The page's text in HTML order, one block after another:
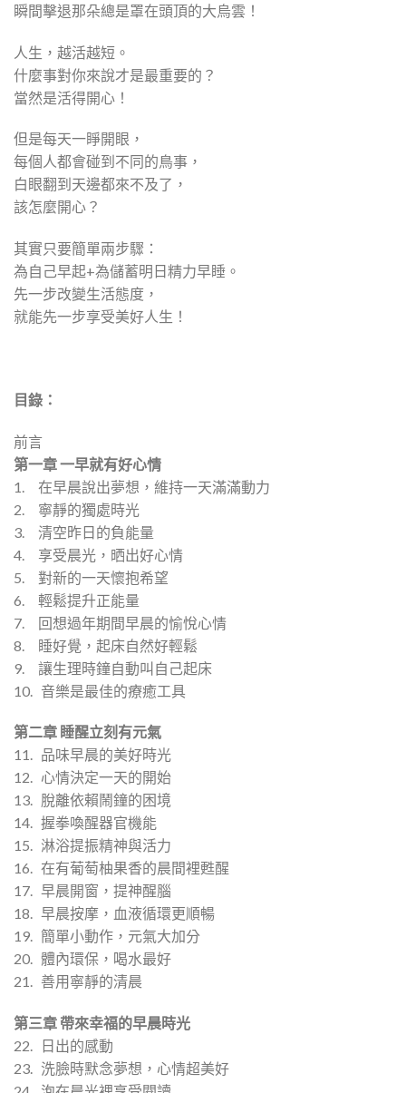
瞬間擊退那朵總是罩在頭頂的大烏雲！
人生，越活越短。
什麼事對你來說才是最重要的？
當然是活得開心！
但是每天一睜開眼，
每個人都會碰到不同的鳥事，
白眼翻到天邊都來不及了，
該怎麼開心？
其實只要簡單兩步驟：
為自己早起+為儲蓄明日精力早睡。
先一步改變生活態度，
就能先一步享受美好人生！
目錄：
前言
第一章 一早就有好心情
1. 在早晨說出夢想，維持一天滿滿動力
2. 寧靜的獨處時光
3. 清空昨日的負能量
4. 享受晨光，晒出好心情
5. 對新的一天懷抱希望
6. 輕鬆提升正能量
7. 回想過年期間早晨的愉悅心情
8. 睡好覺，起床自然好輕鬆
9. 讓生理時鐘自動叫自己起床
10. 音樂是最佳的療癒工具
第二章 睡醒立刻有元氣
11. 品味早晨的美好時光
12. 心情決定一天的開始
13. 脫離依賴鬧鐘的困境
14. 握拳喚醒器官機能
15. 淋浴提振精神與活力
16. 在有葡萄柚果香的晨間裡甦醒
17. 早晨開窗，提神醒腦
18. 早晨按摩，血液循環更順暢
19. 簡單小動作，元氣大加分
20. 體內環保，喝水最好
21. 善用寧靜的清晨
第三章 帶來幸福的早晨時光
22. 日出的感動
23. 洗臉時默念夢想，心情超美好